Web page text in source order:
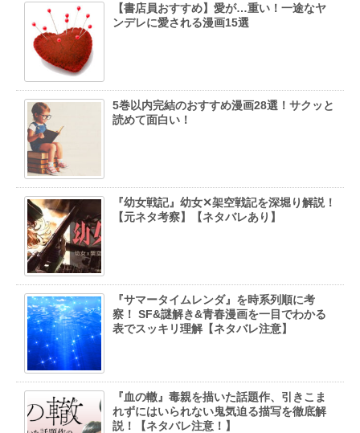
【書店員おすすめ】愛が…重い！一途なヤ
ンデレに愛される漫画15選
5巻以内完結のおすすめ漫画28選！サクッと
読めて面白い！
『幼女戦記』幼女✕架空戦記を深堀り解説！
【元ネタ考察】【ネタバレあり】
『サマータイムレンダ』を時系列順に考
察！ SF&謎解き&青春漫画を一目でわかる
表でスッキリ理解【ネタバレ注意】
『血の轍』毒親を描いた話題作、引きこま
れずにはいられない鬼気迫る描写を徹底解
説！【ネタバレ注意！】